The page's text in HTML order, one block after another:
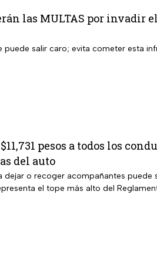
las MULTAS por invadir
puede salir caro; evita cometer esta
pesos a todos los
del auto
o recoger acompañantes puede
el tope más alto del